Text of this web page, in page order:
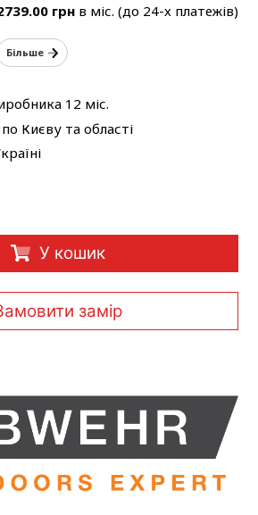
грнв міс. (до 24-х платежів)
Більше
12 міс.
Києву та області
У кошик
замір